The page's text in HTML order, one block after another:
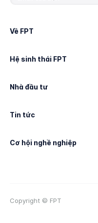
Về FPT
Hệ sinh thái FPT
Nhà đầu tư
Tin tức
Cơ hội nghề nghiệp
Copyright © FPT